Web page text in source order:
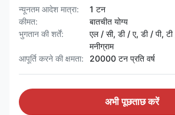
न्यूनतम आदेश मात्रा:
1 टन
कीमत:
बातचीत योग्य
भुगतान की शर्तें:
एल / सी, डी / ए, डी / पी, टी
मनीग्राम
आपूर्ति करने की क्षमता:
20000 टन प्रति वर्ष
अभी पूछताछ करें